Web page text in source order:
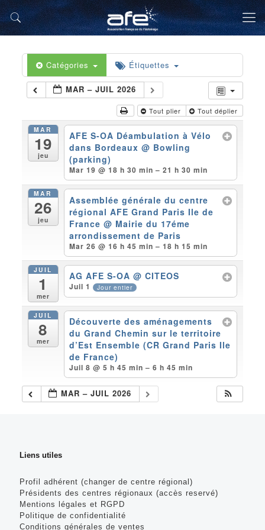
Catégories Étiquettes
MAR – JUIL 2026
Tout plier Tout déplier
MAR
19
jeu
AFE S-OA Déambulation à Vélo
dans Bordeaux@ Bowling
(parking)
Mar 19 @ 18 h 30 min – 21 h 30 min
MAR
26
jeu
Assemblée générale du centre
régional AFE Grand Paris Ile de
France@ Mairie du 17éme
arrondissement de Paris
Mar 26 @ 16 h 45 min – 18 h 15 min
JUIL
1
mer
AG AFE S-OA@ CITEOS
Juil 1 Jour entier
JUIL
8
mer
Découverte des aménagements
du Grand Chemin sur le territoire
d’Est Ensemble (CR Grand Paris Ile
de France)
Juil 8 @ 5 h 45 min – 6 h 45 min
MAR – JUIL 2026
Liens utiles
Profil adhérent (changer de centre régional)
Présidents des centres régionaux (accès reservé)
Mentions légales et RGPD
Politique de confidentialité
Conditions générales de ventes